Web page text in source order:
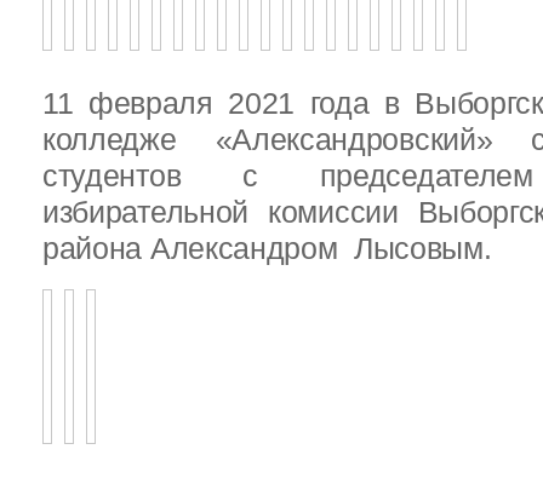
11 февраля 2021 года в
колледже «Александровский»
студентов с председателем
избирательной комиссии
района Александром Лысовым.